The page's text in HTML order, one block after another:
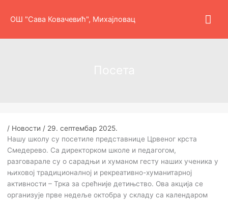
ОШ "Сава Ковачевић", Михајловац
/ Новости / 29. септембар 2025.
Нашу школу су посетиле представнице Црвеног крста
Смедерево. Са директорком школе и педагогом,
разговарале су о сарадњи и хуманом гесту наших ученика у
њиховој традиционалној и рекреативно-хуманитарној
активности – Трка за срећније детињство. Ова акција се
организује прве недеље октобра у складу са календаром